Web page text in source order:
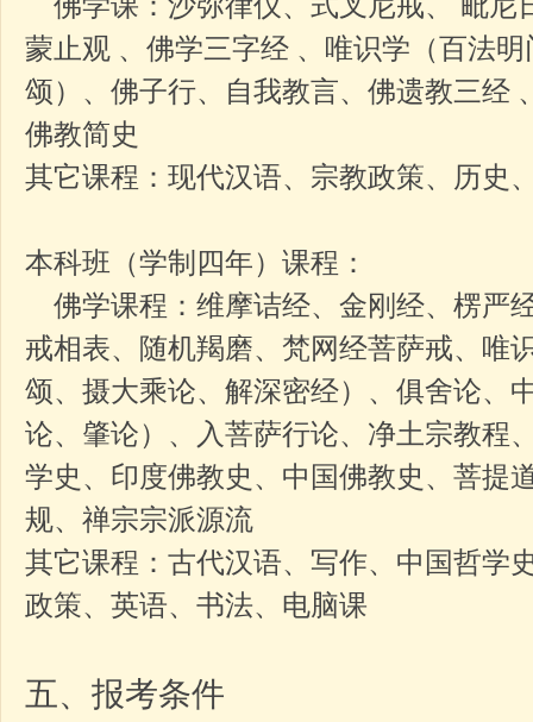
蒙止观 、佛学三字经 、唯识学（百法
颂）、佛子行、自我教言、佛遗教三经
佛教简史
其它课程：现代汉语、宗教政策、历史
本科班 （学制四年）课程：
佛学课程：维摩诘经、金刚经、楞严
戒相表、随机羯磨、梵网经菩萨戒、唯
颂、摄大乘论、解深密经）、俱舍论、
论、肇论）、入菩萨行论、净土宗教程
学史、印度佛教史、中国佛教史、菩提
规、禅宗宗派源流
其它课程：古代汉语、写作、中国哲学
政策、英语、书法、电脑课
五、报考条件